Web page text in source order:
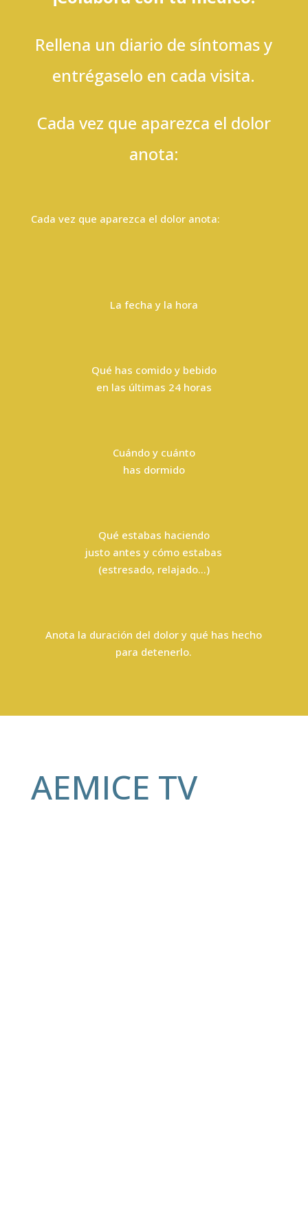
Rellena un diario de síntomas y
entrégaselo en cada visita.
Cada vez que aparezca el dolor
anota:
Cada vez que aparezca el dolor anota:
La fecha y la hora
Qué has comido y bebido
en las últimas 24 horas
Cuándo y cuánto
has dormido
Qué estabas haciendo
justo antes y cómo estabas
(estresado, relajado…)
Anota la duración del dolor y qué has hecho
para detenerlo.
AEMICE TV